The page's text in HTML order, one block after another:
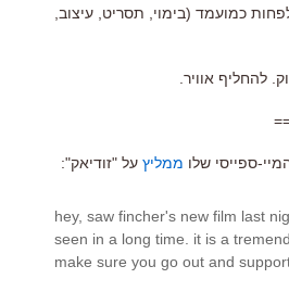
כמועמד (בימוי, תסריט, עיצוב,
להחליף אוויר.
ספייסי שלו ממליץ על "זודיאק":
hey, saw fincher's new film last
seen in a long time. it is a
make sure you go out and